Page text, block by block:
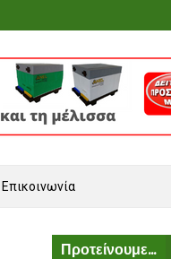
Προτείνουμε...